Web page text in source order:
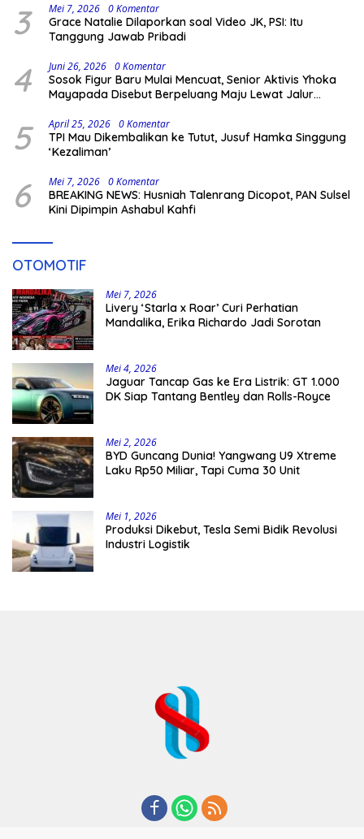
3 Mei 7, 2026 0 Komentar
Grace Natalie Dilaporkan soal Video JK, PSI: Itu
Tanggung Jawab Pribadi
4 Juni 26, 2026 0 Komentar
Sosok Figur Baru Mulai Mencuat, Senior Aktivis Yhoka
Mayapada Disebut Berpeluang Maju Lewat Jalur
5 April 25, 2026 0 Komentar
TPI Mau Dikembalikan ke Tutut, Jusuf Hamka Singgung
‘Kezaliman’
6 Mei 7, 2026 0 Komentar
BREAKING NEWS: Husniah Talenrang Dicopot, PAN Sulsel
Kini Dipimpin Ashabul Kahfi
OTOMOTIF
Mei 7, 2026
Livery ‘Starla x Roar’ Curi Perhatian
Mandalika, Erika Richardo Jadi Sorotan
Mei 4, 2026
Jaguar Tancap Gas ke Era Listrik: GT 1.000
DK Siap Tantang Bentley dan Rolls-Royce
Mei 2, 2026
BYD Guncang Dunia! Yangwang U9 Xtreme
Laku Rp50 Miliar, Tapi Cuma 30 Unit
Mei 1, 2026
Produksi Dikebut, Tesla Semi Bidik Revolusi
Industri Logistik